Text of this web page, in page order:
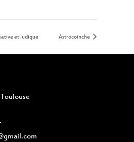
et ludique Astrocoinche